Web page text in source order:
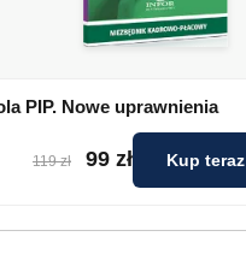
PIP. Nowe uprawnienia
119 zł 99 zł Kup teraz